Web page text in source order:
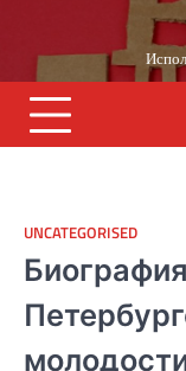
content
UNCATEGORISED